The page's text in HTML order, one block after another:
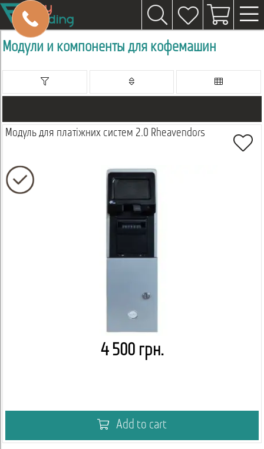
Модули и компоненты для кофемашин
Модуль для платіжних систем 2.0 Rheavendors
4 500 грн.
Add to cart